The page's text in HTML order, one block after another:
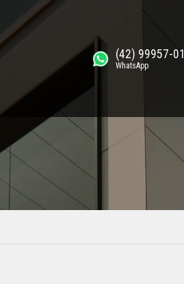
(42) 99957-
WhatsApp